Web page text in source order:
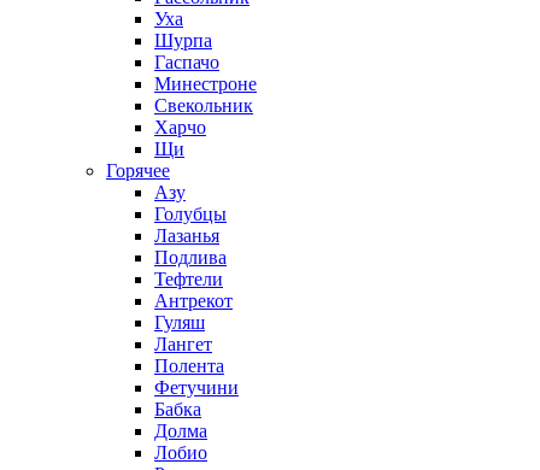
Уха
Шурпа
Гаспачо
Минестроне
Свекольник
Харчо
Щи
Горячее
Азу
Голубцы
Лазанья
Подлива
Тефтели
Антрекот
Гуляш
Лангет
Полента
Фетучини
Бабка
Долма
Лобио